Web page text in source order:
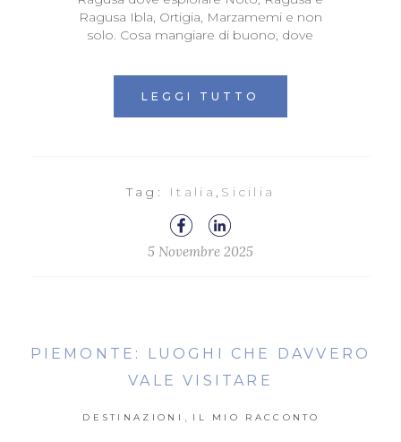
Ragusa Ibla, Ortigia, Marzamemi e non
solo. Cosa mangiare di buono, dove
LEGGI TUTTO
Tag: Italia , Sicilia
5 Novembre 2025
PIEMONTE: LUOGHI CHE DAVVERO
VALE VISITARE
DESTINAZIONI IL MIO RACCONTO